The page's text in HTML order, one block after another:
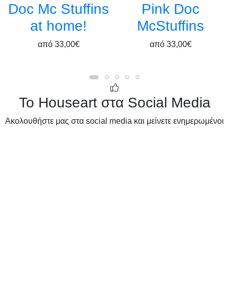
Doc Mc Stuffins
at home!
από 33,00€
Pink Doc
McStuffins
από 33,00€
Το Houseart στα Social Media
Ακολουθήστε μας στα social media και μείνετε ενημερωμένοι